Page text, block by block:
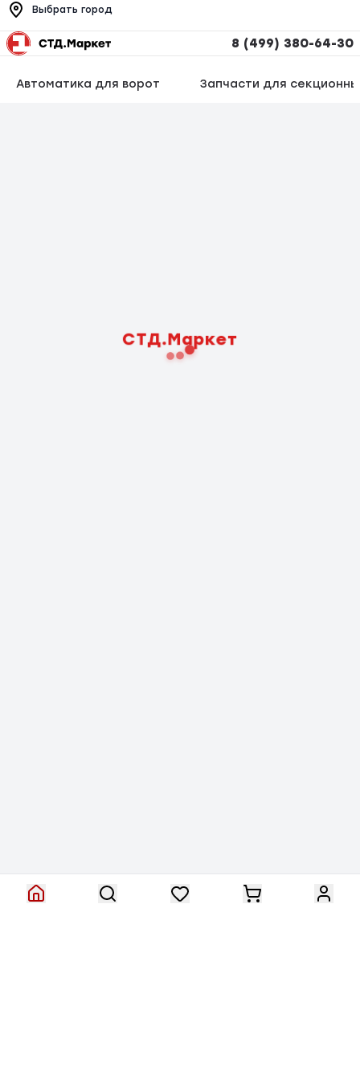
Выбрать город
8 (499) 380-64-30
Автоматика для ворот Запчасти для
СТД.Маркет